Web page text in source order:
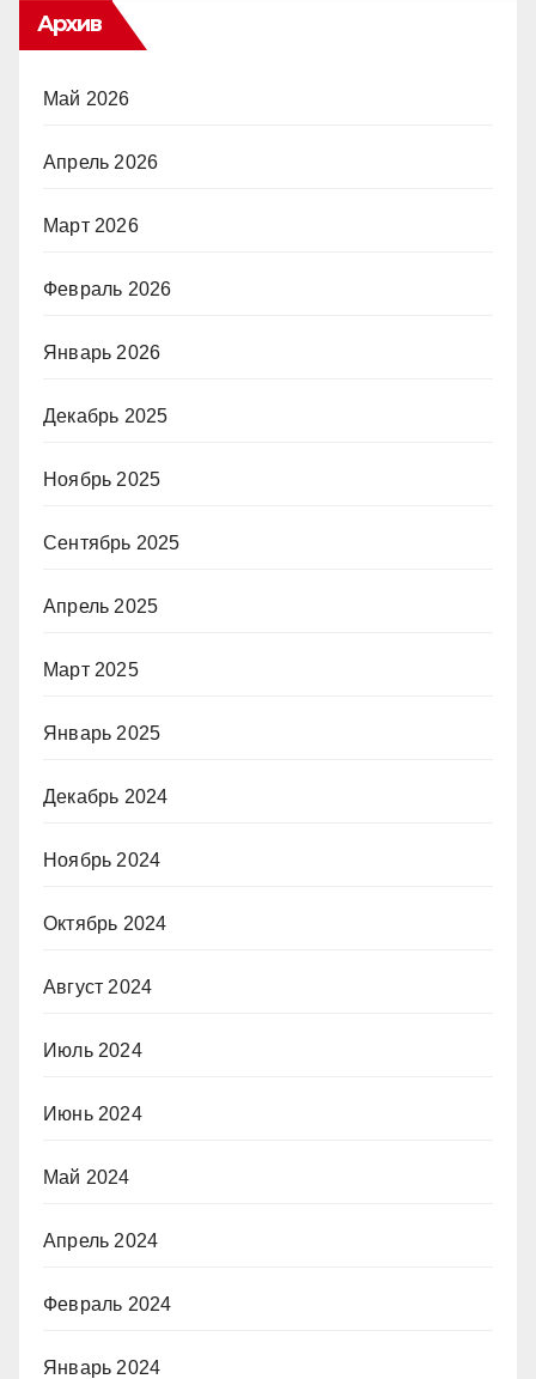
Архив
Май 2026
Апрель 2026
Март 2026
Февраль 2026
Январь 2026
Декабрь 2025
Ноябрь 2025
Сентябрь 2025
Апрель 2025
Март 2025
Январь 2025
Декабрь 2024
Ноябрь 2024
Октябрь 2024
Август 2024
Июль 2024
Июнь 2024
Май 2024
Апрель 2024
Февраль 2024
Январь 2024